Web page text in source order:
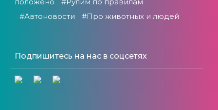
#Автоновости
#Про животных и людей
Подпишитесь на нас в соцсетях